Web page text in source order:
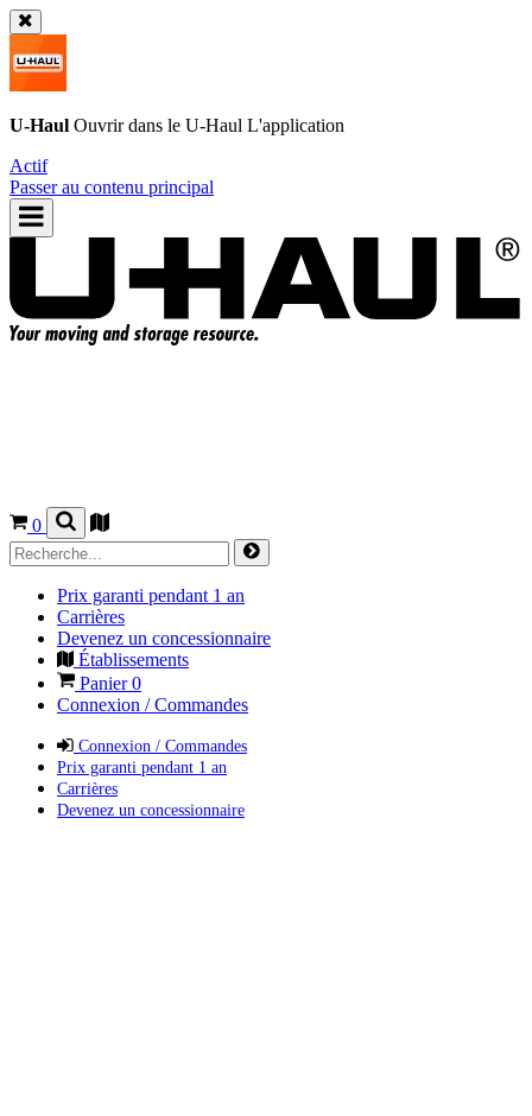
U-Haul Ouvrir dans le U-Haul L'application
Actif
Passer au contenu principal
0
Prix garanti pendant 1 an
Carrières
Devenez un concessionnaire
Établissements
Panier0
Connexion / Commandes
Connexion / Commandes
Prix garanti pendant 1 an
Carrières
Devenez un concessionnaire